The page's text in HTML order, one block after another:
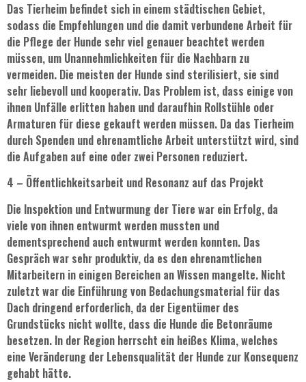
Das Tierheim befindet sich in einem städtischen Gebiet,
sodass die Empfehlungen und die damit verbundene Arbeit für
die Pflege der Hunde sehr viel genauer beachtet werden
müssen, um Unannehmlichkeiten für die Nachbarn zu
vermeiden. Die meisten der Hunde sind sterilisiert, sie sind
sehr liebevoll und kooperativ. Das Problem ist, dass einige von
ihnen Unfälle erlitten haben und daraufhin Rollstühle oder
Armaturen für diese gekauft werden müssen. Da das Tierheim
durch Spenden und ehrenamtliche Arbeit unterstützt wird, sind
die Aufgaben auf eine oder zwei Personen reduziert.
4 – Öffentlichkeitsarbeit und Resonanz auf das Projekt
Die Inspektion und Entwurmung der Tiere war ein Erfolg, da
viele von ihnen entwurmt werden mussten und
dementsprechend auch entwurmt werden konnten. Das
Gespräch war sehr produktiv, da es den ehrenamtlichen
Mitarbeitern in einigen Bereichen an Wissen mangelte. Nicht
zuletzt war die Einführung von Bedachungsmaterial für das
Dach dringend erforderlich, da der Eigentümer des
Grundstücks nicht wollte, dass die Hunde die Betonräume
besetzen. In der Region herrscht ein heißes Klima, welches
eine Veränderung der Lebensqualität der Hunde zur Konsequenz
gehabt hätte.